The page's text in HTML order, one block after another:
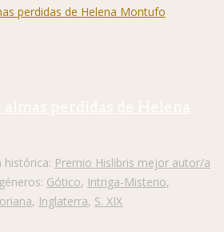
almas perdidas de Helena
histórica: Premio Hislibris mejor autor/a
Gótico, Intriga-Misterio,
, Inglaterra, S. XIX